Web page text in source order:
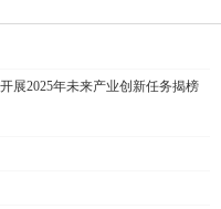
展2025年未来产业创新任务揭榜